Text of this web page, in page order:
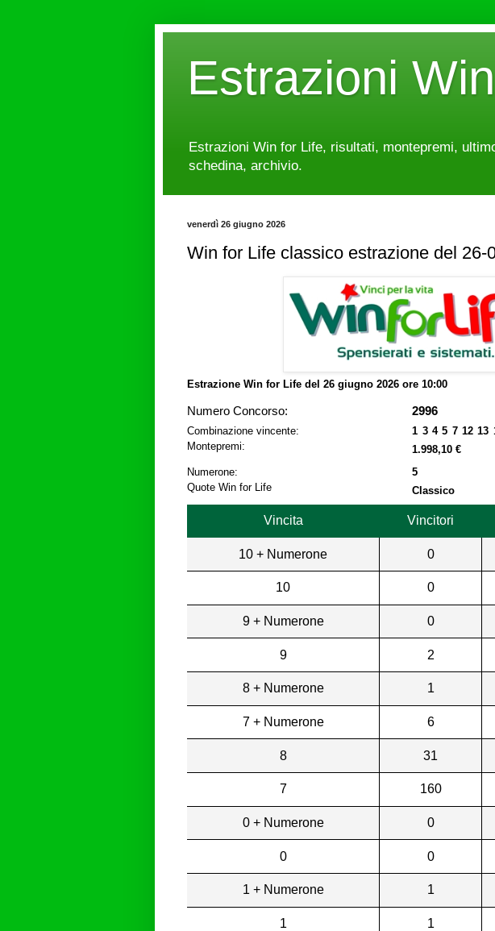
Estrazioni
Estrazioni Win for Life, risultati, montepremi,
schedina, archivio.
venerdì 26 giugno 2026
Win for Life classico estrazione del 26-
Estrazione Win for Life del 26 giugno 2026 ore 10:00
Numero Concorso: 2996
Combinazione vincente:
1 3 4 5 7 12 13
Montepremi:
1.998,10 €
Numerone:
5
Quote Win for Life
Classico
Vincita Vincitori
10 + Numerone 0
10 0
9 + Numerone 0
9 2
8 + Numerone 1
7 + Numerone 6
8 31
7 160
0 + Numerone 0
0 0
1 + Numerone 1
1 1